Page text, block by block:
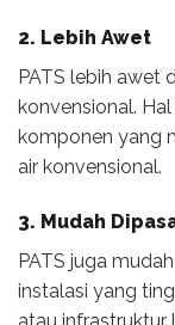
2. Lebih Awet
PATS lebih awet
konvensional.
komponen yang
air konvensional.
3. Mudah
PATS juga
instalasi yang
atau infrastruktur